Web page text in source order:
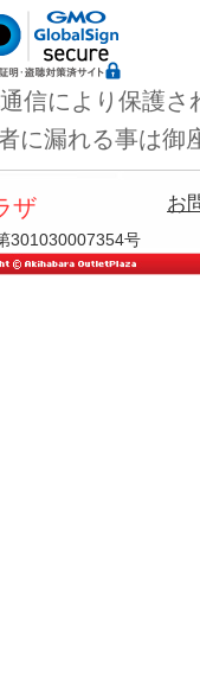
信により保護さ
に漏れる事は御
ザ
号
お